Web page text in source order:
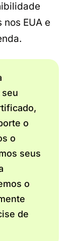
EUA e
o
o
seus
o
de